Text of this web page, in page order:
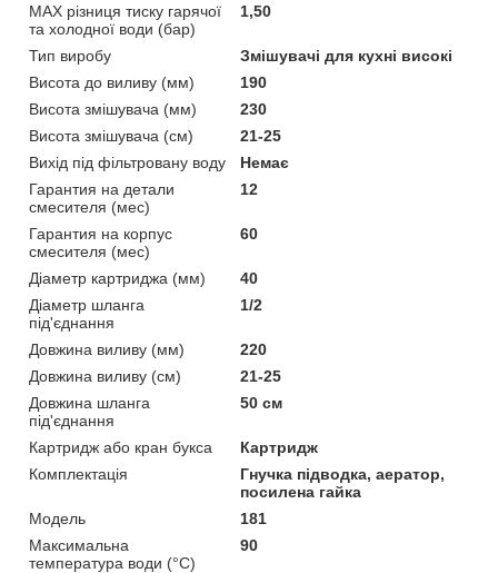
MAX різниця тиску гарячої
та холодної води (бар)
1,50
Тип виробу
Змішувачі для кухні високі
Висота до виливу (мм)
190
Висота змішувача (мм)
230
Висота змішувача (см)
21-25
Вихід під фільтровану воду
Немає
Гарантия на детали
смесителя (мес)
12
Гарантия на корпус
смесителя (мес)
60
Діаметр картриджа (мм)
40
Діаметр шланга
під'єднання
1/2
Довжина виливу (мм)
220
Довжина виливу (см)
21-25
Довжина шланга
під'єднання
50 см
Картридж або кран букса
Картридж
Комплектація
Гнучка підводка, аератор,
посилена гайка
Мoдель
181
Максимальна
температура води (°C)
90